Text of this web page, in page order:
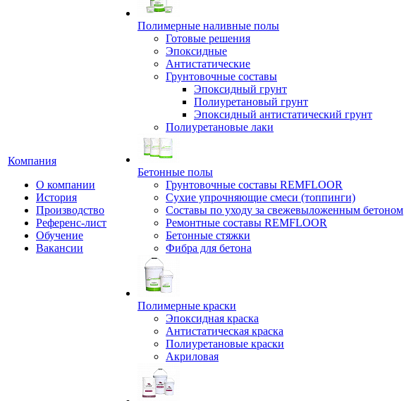
Компания
О компании
История
Производство
Референс-лист
Обучение
Вакансии
Полимерные наливные полы
Готовые решения
Эпоксидные
Антистатические
Грунтовочные составы
Эпоксидный грунт
Полиуретановый грунт
Эпоксидный антистатический грунт
Полиуретановые лаки
Бетонные полы
Грунтовочные составы REMFLOOR
Сухие упрочняющие смеси (топпинги)
Составы по уходу за свежевыложенным бетоном
Ремонтные составы REMFLOOR
Бетонные стяжки
Фибра для бетона
Полимерные краски
Эпоксидная краска
Антистатическая краска
Полиуретановые краски
Акриловая